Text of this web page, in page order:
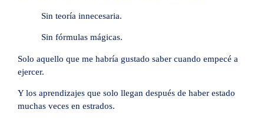
Sin teoría innecesaria.
Sin fórmulas mágicas.
Solo aquello que me habría gustado saber cuando empecé a
ejercer.
Y los aprendizajes que solo llegan después de haber estado
muchas veces en estrados.